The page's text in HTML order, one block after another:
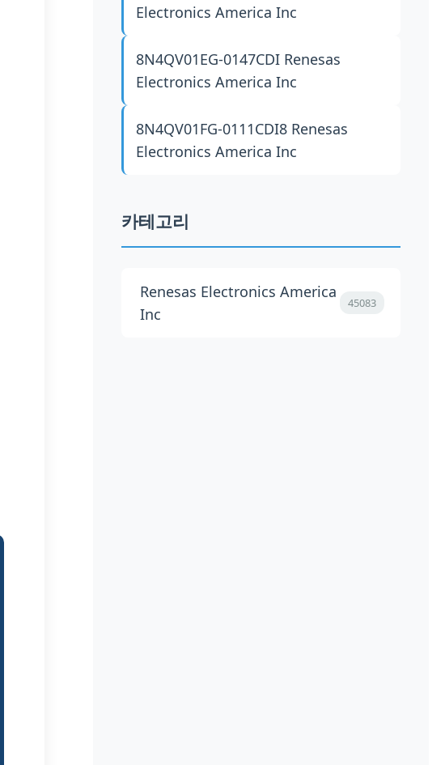
Electronics America Inc
8N4QV01EG-0147CDI Renesas
Electronics America Inc
8N4QV01FG-0111CDI8 Renesas
Electronics America Inc
카테고리
Renesas Electronics America
Inc
45083